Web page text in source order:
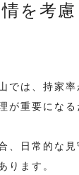
を考
では、持家
が重要にな
、日常的な
ります。